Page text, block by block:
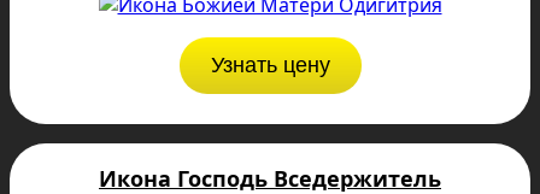
Узнать цену
Икона Господь Вседержитель